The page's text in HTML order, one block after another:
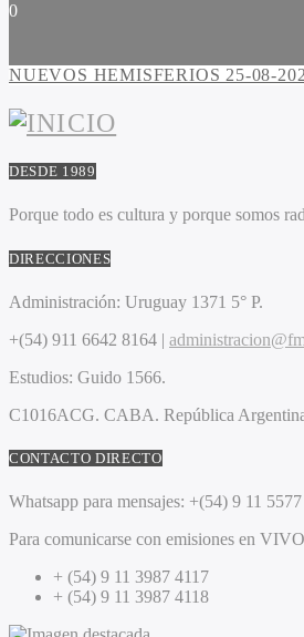
0
NUEVOS HEMISFERIOS 25-08-
DESDE 1989
Porque todo es cultura y porque somos
DIRECCIONES
Administración: Uruguay 1371 5° P.
+(54) 911 6642 8164 |
Estudios: Guido 1566.
C1016ACG. CABA. República
CONTACTO DIRECTO
Whatsapp para mensajes: +(54) 9 11
Para comunicarse con emisiones en
+ (54) 9 11 3987 4117
+ (54) 9 11 3987 4118